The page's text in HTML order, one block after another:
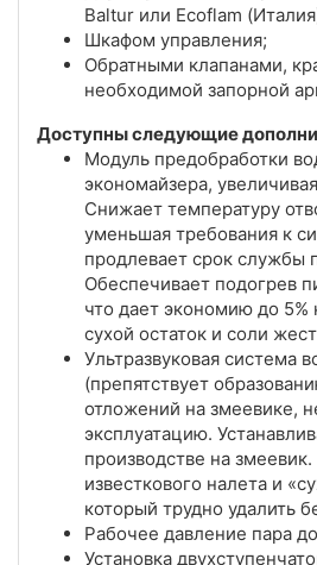
Baltur или Ecoflam
Шкафом управления;
Обратными клапанами,
необходимой запорной
Доступны следующие
Модуль предобработки
экономайзера,
Снижает температуру
уменьшая требования к
продлевает срок службы
Обеспечивает подогрев
что дает экономию до 5%
сухой остаток и соли
Ультразвуковая система
(препятствует
отложений на змеевике,
эксплуатацию.
производстве на
известкового налета и
который трудно удалить
Рабочее давление пара
Установка